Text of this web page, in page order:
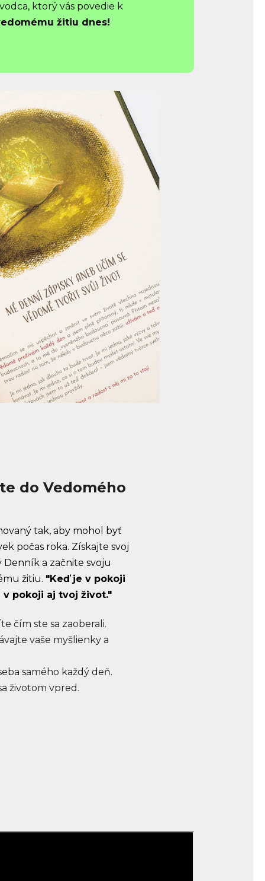
ktorý vás povedie k
žitiu dnes!
do Vedomého
tak, aby mohol byť
počas roka. Získajte svoj
Denník a začnite svoju
žitiu. "Keď je v pokoji
v pokoji aj tvoj život."
čím ste sa zaoberali.
vaše myšlienky a
samého každý deň.
životom vpred.